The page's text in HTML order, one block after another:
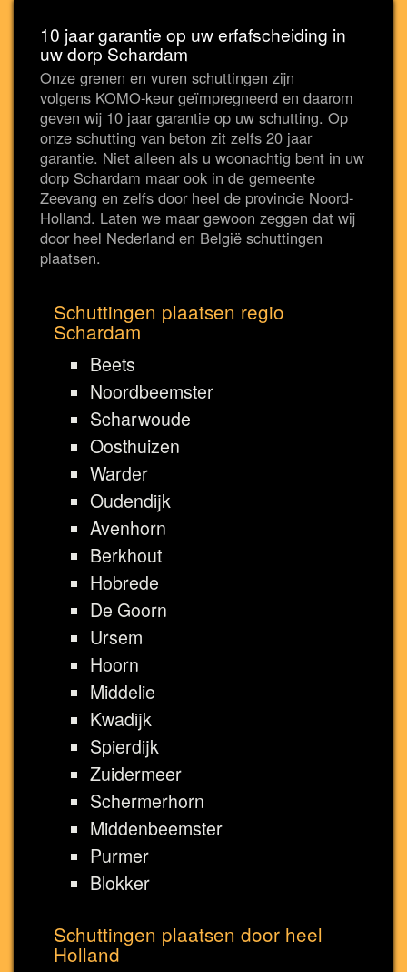
10 jaar garantie op uw erfafscheiding in
uw dorp Schardam
Onze grenen en vuren schuttingen zijn
volgens KOMO-keur geïmpregneerd en daarom
geven wij 10 jaar garantie op uw schutting. Op
onze schutting van beton zit zelfs 20 jaar
garantie. Niet alleen als u woonachtig bent in uw
dorp Schardam maar ook in de gemeente
Zeevang en zelfs door heel de provincie Noord-
Holland. Laten we maar gewoon zeggen dat wij
door heel Nederland en België schuttingen
plaatsen.
Schuttingen plaatsen regio
Schardam
Beets
Noordbeemster
Scharwoude
Oosthuizen
Warder
Oudendijk
Avenhorn
Berkhout
Hobrede
De Goorn
Ursem
Hoorn
Middelie
Kwadijk
Spierdijk
Zuidermeer
Schermerhorn
Middenbeemster
Purmer
Blokker
Schuttingen plaatsen door heel
Holland